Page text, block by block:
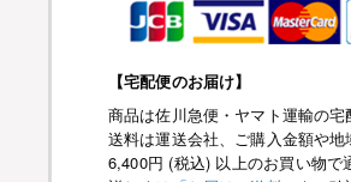
【宅配便のお届け】
商品は佐川急便・ヤマト運輸の宅
送料は運送会社、ご購入金額や地
6,400円 (税込) 以上のお買い物で